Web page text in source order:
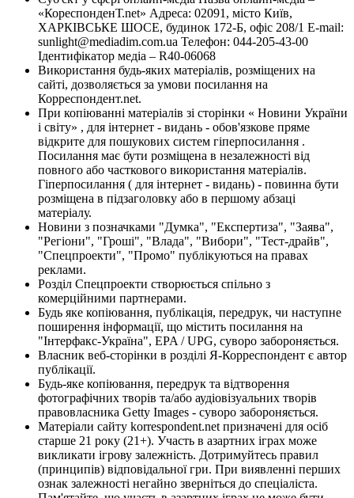
«КореспонденТ.net» Адреса: 02091, місто Київ,
ХАРКІВСЬКЕ ШОСЕ, будинок 172-Б, офіс 208/1 E-mail:
sunlight@mediadim.com.ua Телефон: 044-205-43-00
Ідентифікатор медіа – R40-06068
Використання будь-яких матеріалів, розміщених на
сайті, дозволяється за умови посилання на
Корреспондент.net.
При копіюванні матеріалів зі сторінки « Новини України
і світу» , для інтернет - видань - обов'язкове пряме
відкрите для пошукових систем гіперпосилання .
Посилання має бути розміщена в незалежності від
повного або часткового використання матеріалів.
Гіперпосилання ( для інтернет - видань) - повинна бути
розміщена в підзаголовку або в першому абзаці
матеріалу.
Новини з позначками "Думка", "Експертиза", "Заява",
"Регіони", "Гроші", "Влада", "Вибори", "Тест-драйв",
"Спецпроекти", "Промо" публікуються на правах
реклами.
Розділ Спецпроекти створюється спільно з
комерційними партнерами.
Будь яке копіювання, публікація, передрук, чи наступне
поширення інформації, що містить посилання на
"Інтерфакс-Україна", EPA / UPG, суворо забороняється.
Власник веб-сторінки в розділі Я-Корреспондент є автор
публікації.
Будь-яке копіювання, передрук та відтворення
фотографічних творів та/або аудіовізуальних творів
правовласника Getty Images - суворо забороняється.
Матеріали сайту korrespondent.net призначені для осіб
старше 21 року (21+). Участь в азартних іграх може
викликати ігрову залежність. Дотримуйтесь правил
(принципів) відповідальної гри. При виявленні перших
ознак залежності негайно зверніться до спеціаліста.